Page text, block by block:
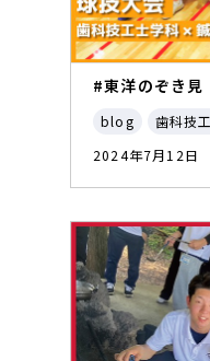
#東洋のぞき見
blog 歯科技
2024年7月12日